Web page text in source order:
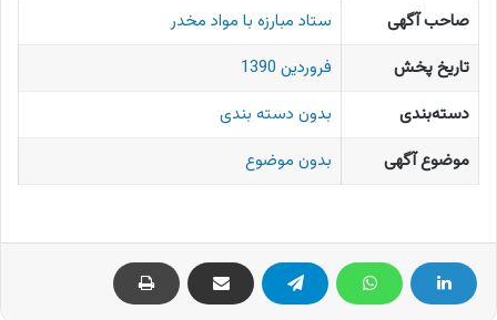
صاحب آگهی
ستاد مبارزه با مواد مخدر
تاریخ پخش
فروردین 1390
دسته‌بندی
بدون دسته بندی
موضوع آگهی
بدون موضوع